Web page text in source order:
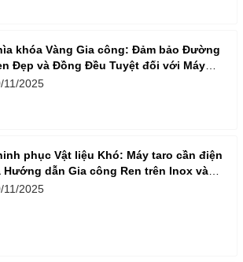
khóa Vàng Gia công: Đảm bảo Đường
Đẹp và Đồng Đều Tuyệt đối với Máy
Cần Điện
11/2025
phục Vật liệu Khó: Máy taro cần điện
Hướng dẫn Gia công Ren trên Inox và
11/2025